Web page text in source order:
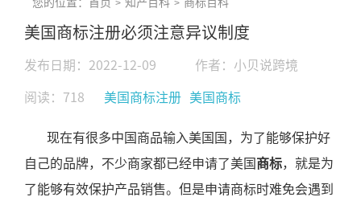
> >
美国商标注册必须注意异议制度
发布日期：2022-12-09
作者：小贝说跨境
阅读：718
美国商标注册 美国商标
现在有很多中国商品输入美国国，为了能够保护好
自己的品牌，不少商家都已经申请了美国 商标，就是为
了能够有效保护产品销售。但是申请商标时难免会遇到